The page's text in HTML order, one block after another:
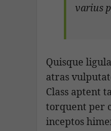
varius
Quisque
atras
Class aptent
torquent per
inceptos